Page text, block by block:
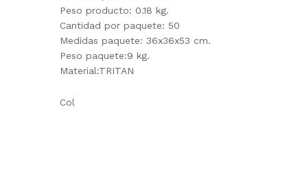
Peso producto: 0.18 kg.
Cantidad por paquete: 50
Medidas paquete: 36x36x53 cm.
Peso paquete:9 kg.
Material:TRITAN
Col